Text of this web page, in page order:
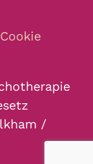
Cookie
/